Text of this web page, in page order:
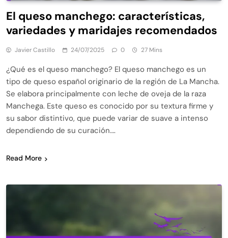
El queso manchego: características,
variedades y maridajes recomendados
Javier Castillo 24/07/2025 0 27 Mins
¿Qué es el queso manchego? El queso manchego es un
tipo de queso español originario de la región de La Mancha.
Se elabora principalmente con leche de oveja de la raza
Manchega. Este queso es conocido por su textura firme y
su sabor distintivo, que puede variar de suave a intenso
dependiendo de su curación….
Read More